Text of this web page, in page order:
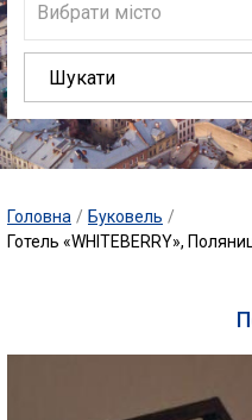
Вибрати місто
Головна / Буковель /
Готель «WHITEBERRY»,